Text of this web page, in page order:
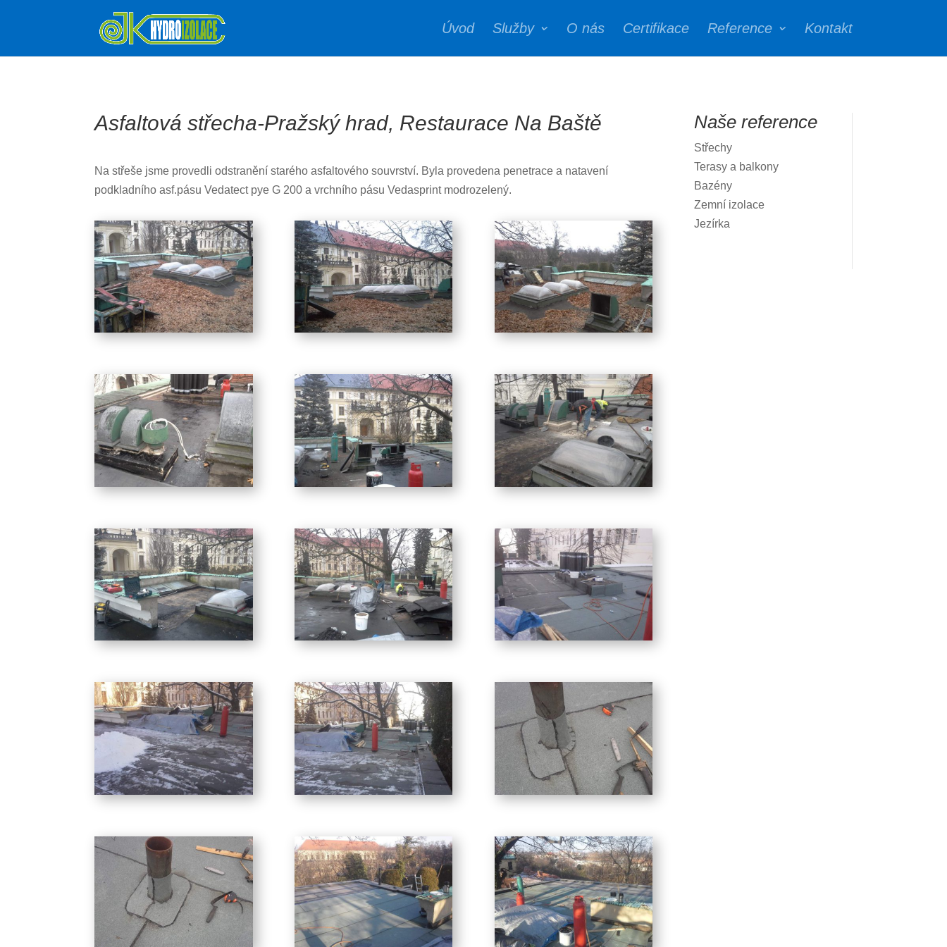
Úvod Služby O nás Certifikace Reference Kontakt
Asfaltová střecha-Pražský hrad, Restaurace Na Baště
Na střeše jsme provedli odstranění starého asfaltového souvrství. Byla provedena penetrace a natavení
podkladního asf.pásu Vedatect pye G 200 a vrchního pásu Vedasprint modrozelený.
Naše reference
Střechy
Terasy a balkony
Bazény
Zemní izolace
Jezírka